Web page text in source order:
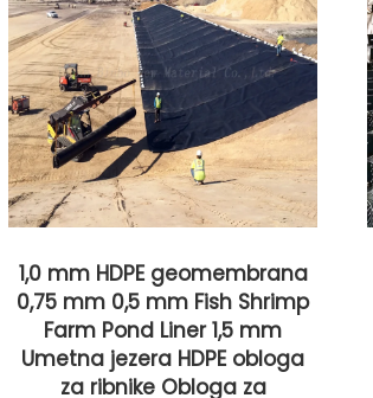
1,0 mm HDPE geomembrana
0,75 mm 0,5 mm Fish Shrimp
Farm Pond Liner 1,5 mm
Umetna jezera HDPE obloga
za ribnike Obloga za